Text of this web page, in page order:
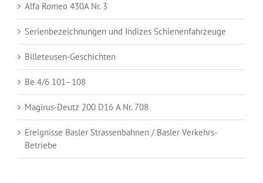
Alfa Romeo 430A Nr. 3
Serienbezeichnungen und Indizes Schienenfahrzeuge
Billeteusen-Geschichten
Be 4/6 101–108
Magirus-Deutz 200 D16 A Nr. 708
Ereignisse Basler Strassenbahnen / Basler Verkehrs-
Betriebe